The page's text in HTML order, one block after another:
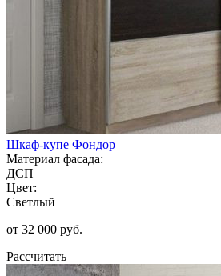
Шкаф-купе Фондор
Материал фасада:
ДСП
Цвет:
Светлый
от 32 000 руб.
Рассчитать